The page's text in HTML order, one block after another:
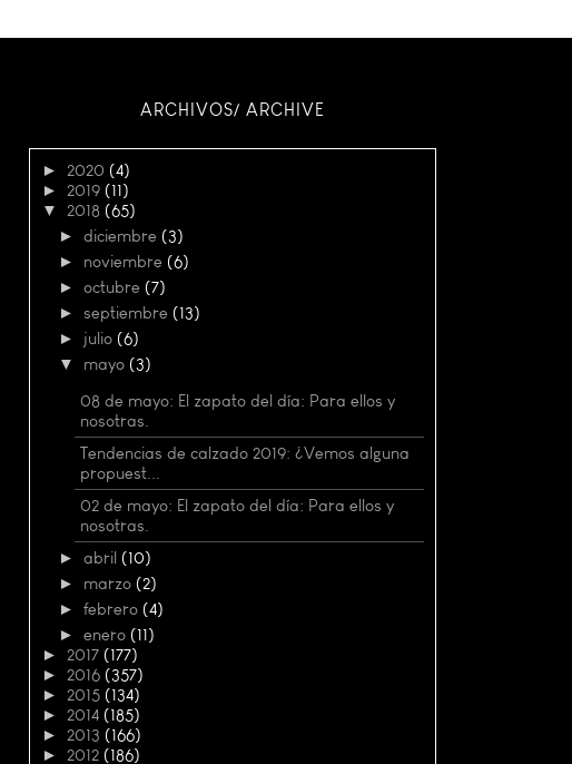
ARCHIVOS/ ARCHIVE
► 2020 (4)
► 2019 (11)
▼ 2018 (65)
► diciembre (3)
► noviembre (6)
► octubre (7)
► septiembre (13)
► julio (6)
▼ mayo (3)
08 de mayo: El zapato del día: Para ellos y
nosotras.
Tendencias de calzado 2019: ¿Vemos alguna
propuest...
02 de mayo: El zapato del día: Para ellos y
nosotras.
► abril (10)
► marzo (2)
► febrero (4)
► enero (11)
► 2017 (177)
► 2016 (357)
► 2015 (134)
► 2014 (185)
► 2013 (166)
► 2012 (186)